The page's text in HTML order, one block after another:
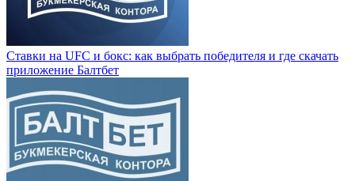
Ставки на UFC и бокс: как выбрать победителя и где скачать
приложение Балтбет